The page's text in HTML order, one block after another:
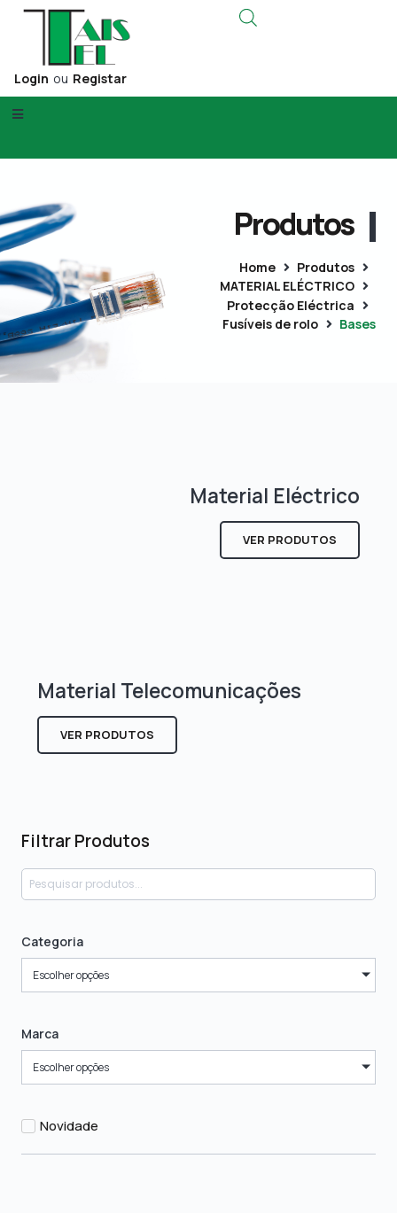
Login ou Registar
Produtos
Home
Produtos
MATERIAL ELÉCTRICO
Protecção Eléctrica
Fusíveis de rolo
Bases
Filtrar Produtos
Categoria
Escolher opções
Marca
Escolher opções
Novidade
Material Eléctrico
VER PRODUTOS
Material Telecomunicações
VER PRODUTOS